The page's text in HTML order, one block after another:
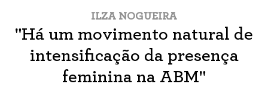
ILZA NOGUEIRA
"Há um movimento natural de
intensificação da presença
feminina na ABM"